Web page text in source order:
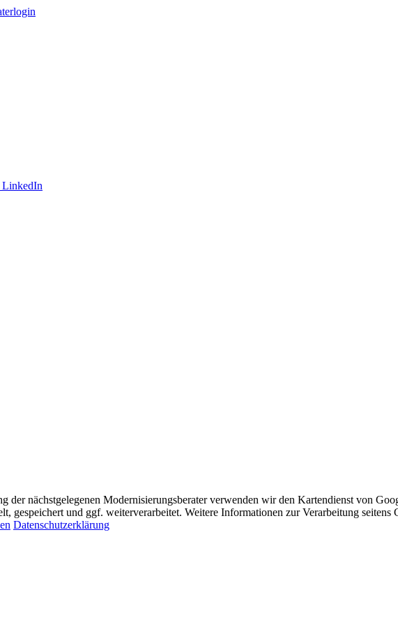
LinkedIn
der nächstgelegenen Modernisierungsberater verwenden wir den Kartendienst von
gespeichert und ggf. weiterverarbeitet. Weitere Informationen zur Verarbeitung
Datenschutzerklärung